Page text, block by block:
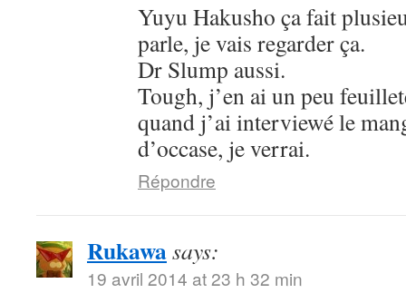
Yuyu Hakusho ça fait
parle, je vais regarder ça.
Dr Slump aussi.
Tough, j’en ai un peu
quand j’ai interviewé le
d’occase, je verrai.
Répondre
Rukawasays:
19 avril 2014 at 23 h 32 min